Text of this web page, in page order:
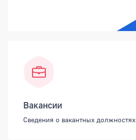
Вакансии
Сведения о вакантных должностях